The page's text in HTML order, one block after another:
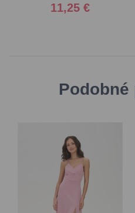
11,25 €